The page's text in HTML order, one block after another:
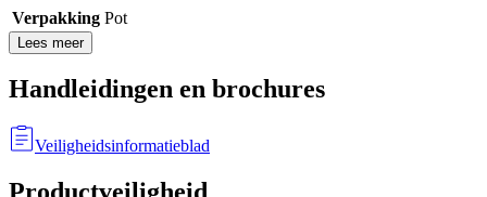
Verpakking Pot
Lees meer
Handleidingen en brochures
Veiligheidsinformatieblad